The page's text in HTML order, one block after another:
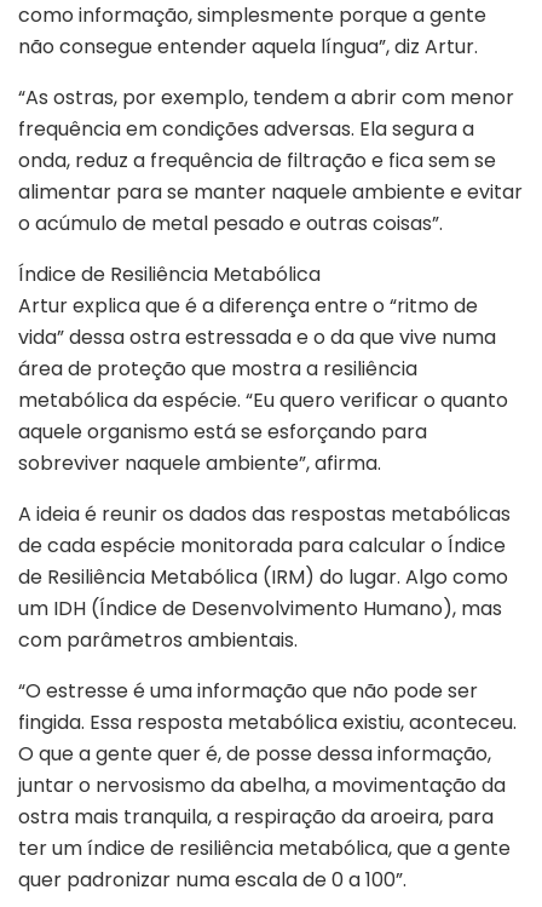
como informação, simplesmente porque a gente
não consegue entender aquela língua”, diz Artur.
“As ostras, por exemplo, tendem a abrir com menor
frequência em condições adversas. Ela segura a
onda, reduz a frequência de filtração e fica sem se
alimentar para se manter naquele ambiente e evitar
o acúmulo de metal pesado e outras coisas”.
Índice de Resiliência Metabólica
Artur explica que é a diferença entre o “ritmo de
vida” dessa ostra estressada e o da que vive numa
área de proteção que mostra a resiliência
metabólica da espécie. “Eu quero verificar o quanto
aquele organismo está se esforçando para
sobreviver naquele ambiente”, afirma.
A ideia é reunir os dados das respostas metabólicas
de cada espécie monitorada para calcular o Índice
de Resiliência Metabólica (IRM) do lugar. Algo como
um IDH (Índice de Desenvolvimento Humano), mas
com parâmetros ambientais.
“O estresse é uma informação que não pode ser
fingida. Essa resposta metabólica existiu, aconteceu.
O que a gente quer é, de posse dessa informação,
juntar o nervosismo da abelha, a movimentação da
ostra mais tranquila, a respiração da aroeira, para
ter um índice de resiliência metabólica, que a gente
quer padronizar numa escala de 0 a 100”.